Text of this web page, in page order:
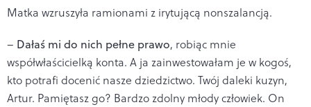
Matka wzruszyła ramionami z irytującą nonszalancją.
– Dałaś mi do nich pełne prawo, robiąc mnie
współwłaścicielką konta. A ja zainwestowałam je w kogoś,
kto potrafi docenić nasze dziedzictwo. Twój daleki kuzyn,
Artur. Pamiętasz go? Bardzo zdolny młody człowiek. On